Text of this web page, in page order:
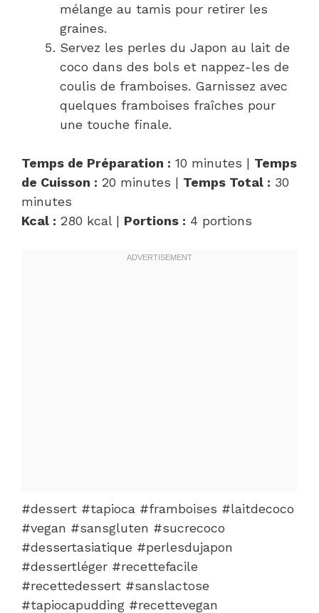
mélange au tamis pour retirer les
graines.
Servez les perles du Japon au lait de
coco dans des bols et nappez-les de
coulis de framboises. Garnissez avec
quelques framboises fraîches pour
une touche finale.
Temps de Préparation : 10 minutes | Temps
de Cuisson : 20 minutes | Temps Total : 30
minutes
Kcal : 280 kcal | Portions : 4 portions
#dessert #tapioca #framboises #laitdecoco
#vegan #sansgluten #sucrecoco
#dessertasiatique #perlesdujapon
#dessertléger #recettefacile
#recettedessert #sanslactose
#tapiocapudding #recettevegan